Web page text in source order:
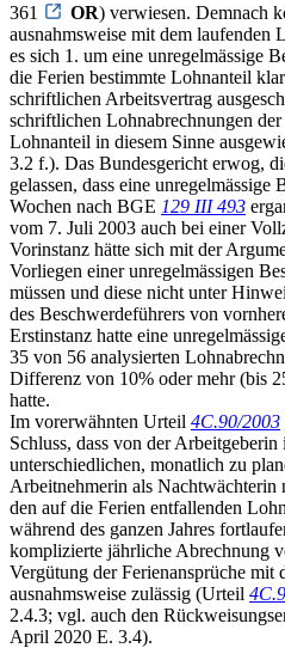
361
OR) verwiesen. Demnach
ausnahmsweise mit dem laufenden
es sich 1. um eine unregelmässige
die Ferien bestimmte Lohnanteil
schriftlichen Arbeitsvertrag
schriftlichen Lohnabrechnungen
Lohnanteil in diesem Sinne
3.2 f.). Das Bundesgericht erwog,
gelassen, dass eine
Wochen nach BGE 129 III 493
vom 7. Juli 2003 auch bei einer
Vorinstanz hätte sich mit der
Vorliegen einer unregelmässigen
müssen und diese nicht unter
des Beschwerdeführers von
Erstinstanz hatte eine
35 von 56 analysierten
Differenz von 10% oder mehr (bis
hatte.
Im vorerwähnten Urteil 4C.90/2003
Schluss, dass von der
unterschiedlichen, monatlich zu
Arbeitnehmerin als Nachtwächterin
den auf die Ferien entfallenden
während des ganzen Jahres
komplizierte jährliche Abrechnung
Vergütung der Ferienansprüche mit
ausnahmsweise zulässig (Urteil
2.4.3; vgl. auch den
April 2020 E. 3.4).